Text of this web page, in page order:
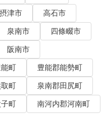
摂津市
高石市
泉南市
四條畷市
阪南市
町
豊能郡能勢町
町
泉南郡田尻町
町
南河内郡河南町